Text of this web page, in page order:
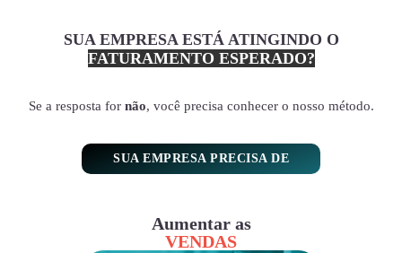
SUA EMPRESA ESTÁ ATINGINDO O
FATURAMENTO ESPERADO?
Se a resposta for não, você precisa conhecer o nosso método.
SUA EMPRESA PRECISA DE
Aumentar as
VENDAS